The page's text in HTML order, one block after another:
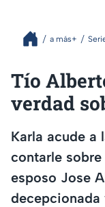
a más+
Tío
verdad
Karla acude a
contarle
esposo Jose
decepcionada